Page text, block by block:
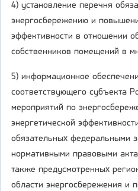
4) установление перечня
энергосбережению и
эффективности в отношении
собственников помещений в
5) информационное
соответствующего субъекта
мероприятий по
энергетической
обязательных федеральными
нормативными правовыми
также предусмотренных
области энергосбережения и